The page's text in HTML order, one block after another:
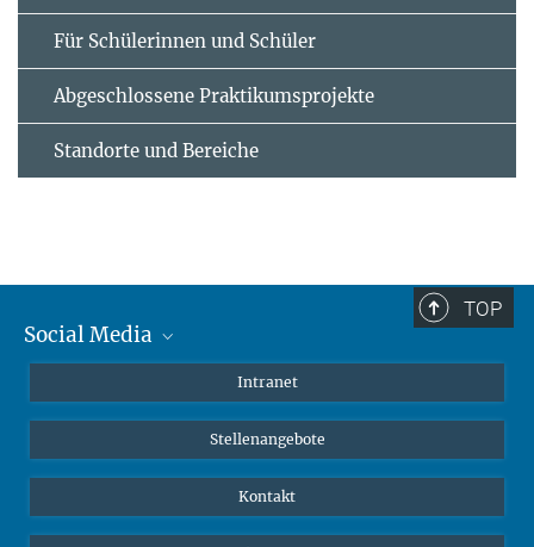
Für Schülerinnen und Schüler
Abgeschlossene Praktikumsprojekte
Standorte und Bereiche
TOP
Social Media
Instagram
LinkedIn
Intranet
Stellenangebote
Kontakt